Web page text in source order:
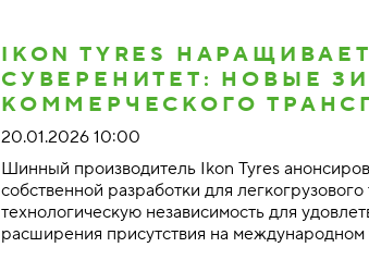
IKON TYRES
СУВЕРЕНИТЕТ: НОВЫЕ
КОММЕРЧЕСКОГО
20.01.2026 10:00
Шинный производитель Ikon Tyres
собственной разработки для
технологическую независимость для
расширения присутствия на международном